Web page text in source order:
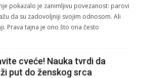
pokazalo je zanimljivu povezanost: parovi
da su zadovoljniji svojim odnosom. Ali
Prava tajna je ono što ona često
cveće! Nauka tvrdi da
put do ženskog srca